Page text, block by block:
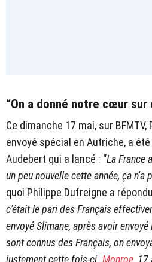
“On a donné notre cœur
Ce dimanche 17 mai, sur
envoyé spécial en Autriche, a
Audebert qui a lancé : “La France
un peu nouvelle cette année, ça n'a
quoi Philippe Dufreigne a
c'était le pari des Français
envoyé Slimane, après avoir
sont connus des Français, on
justement cette fois-ci. Monroe, 17